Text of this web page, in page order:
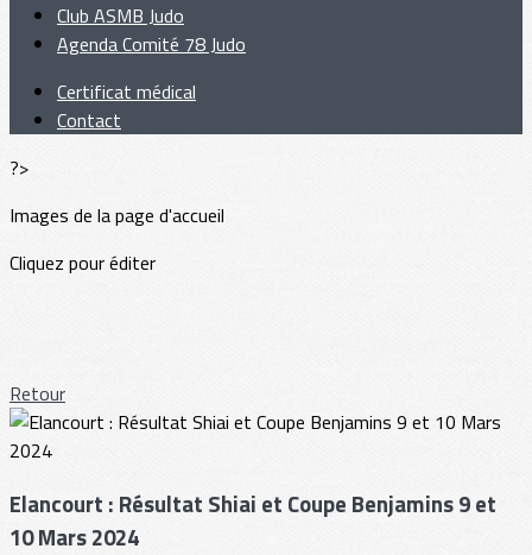
Club ASMB Judo
Agenda Comité 78 Judo
Certificat médical
Contact
?>
Images de la page d'accueil
Cliquez pour éditer
Retour
Elancourt : Résultat Shiai et Coupe Benjamins 9 et
10 Mars 2024